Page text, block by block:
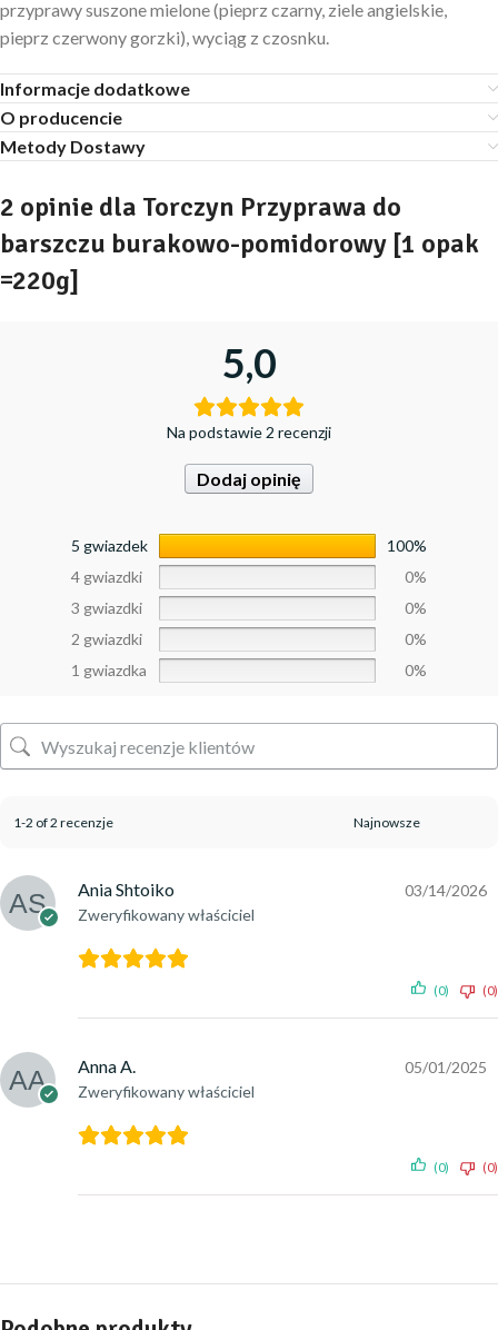
przyprawy suszone mielone (pieprz czarny, ziele angielskie,
pieprz czerwony gorzki), wyciąg z czosnku.
Informacje dodatkowe
O producencie
Metody Dostawy
2 opinie dla Torczyn Przyprawa do
barszczu burakowo-pomidorowy [1 opak
=220g]
5,0
Na podstawie 2 recenzji
Dodaj opinię
5 gwiazdek
100%
4 gwiazdki
0%
3 gwiazdki
0%
2 gwiazdki
0%
1 gwiazdka
0%
1-2 of 2 recenzje
Ania Shtoiko
Zweryfikowany właściciel
03/14/2026
(0) (0)
Anna A.
Zweryfikowany właściciel
05/01/2025
(0) (0)